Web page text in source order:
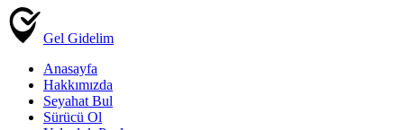
Gel Gidelim
Anasayfa
Hakkımızda
Seyahat Bul
Sürücü Ol